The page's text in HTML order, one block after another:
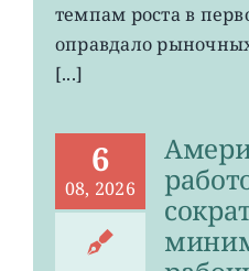
темпам роста в
оправдало
[...]
6
08, 2026